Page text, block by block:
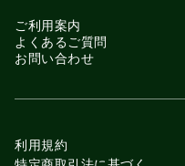
ご利用案内
よくあるご質問
お問い合わせ
利用規約